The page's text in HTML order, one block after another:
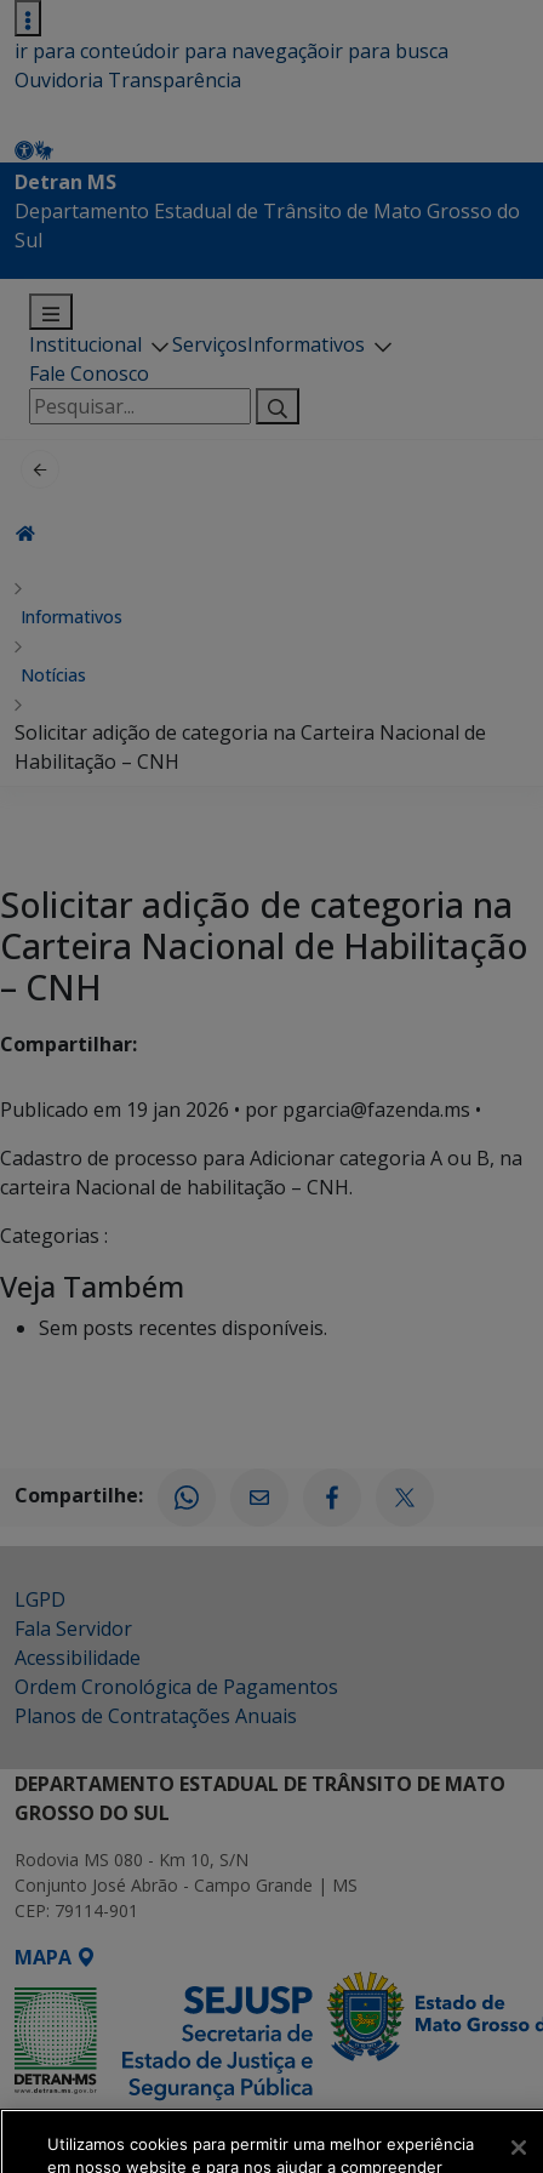
ir para conteúdoir para navegaçãoir para busca
Ouvidoria Transparência
Detran MS
Departamento Estadual de Trânsito de Mato Grosso do
Sul
Institucional ServiçosInformativos
Fale Conosco
Pesquisar
por:
Informativos
Notícias
Solicitar adição de categoria na Carteira Nacional de
Habilitação – CNH
Solicitar adição de categoria na
Carteira Nacional de Habilitação
– CNH
Compartilhar:
Publicado em 19 jan 2026 • por pgarcia@fazenda.ms •
Cadastro de processo para Adicionar categoria A ou B, na
carteira Nacional de habilitação – CNH.
Categorias :
Veja Também
Sem posts recentes disponíveis.
Compartilhe:
LGPD
Fala Servidor
Acessibilidade
Ordem Cronológica de Pagamentos
Planos de Contratações Anuais
DEPARTAMENTO ESTADUAL DE TRÂNSITO DE MATO
GROSSO DO SUL
Rodovia MS 080 - Km 10, S/N
Conjunto José Abrão - Campo Grande | MS
CEP: 79114-901
MAPA
Executiva de
Utilizamos cookies para permitir uma melhor experiência
em nosso website e para nos ajudar a compreender